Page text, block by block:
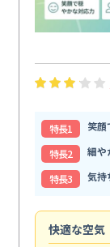
特⻑1
笑顔
特⻑2
細や
特⻑3
気持
快適な空気